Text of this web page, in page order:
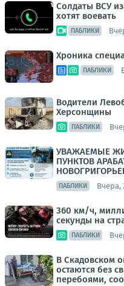
Солдаты ВСУ
хотят воевать
ПАБЛИКИ
Хроника
ПАБЛИКИ
Водители
Херсонщины
ПАБЛИКИ
УВАЖАЕМЫЕ
ПУНКТОВ
ПАБЛИКИ Вчера,
360 км/ч,
секунды на
ПАБЛИКИ
В Скадовском
остаются без
перебоями,